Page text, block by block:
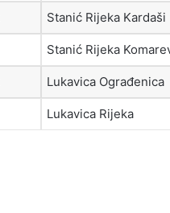
Stanić Rijeka Kardaši
Stanić Rijeka
Lukavica Ograđenica
Lukavica Rijeka